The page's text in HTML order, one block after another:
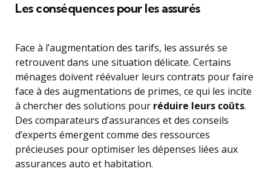
Les conséquences pour les assurés
Face à l’augmentation des tarifs, les assurés se
retrouvent dans une situation délicate. Certains
ménages doivent réévaluer leurs contrats pour faire
face à des augmentations de primes, ce qui les incite
à chercher des solutions pour réduire leurs coûts.
Des comparateurs d’assurances et des conseils
d’experts émergent comme des ressources
précieuses pour optimiser les dépenses liées aux
assurances auto et habitation.